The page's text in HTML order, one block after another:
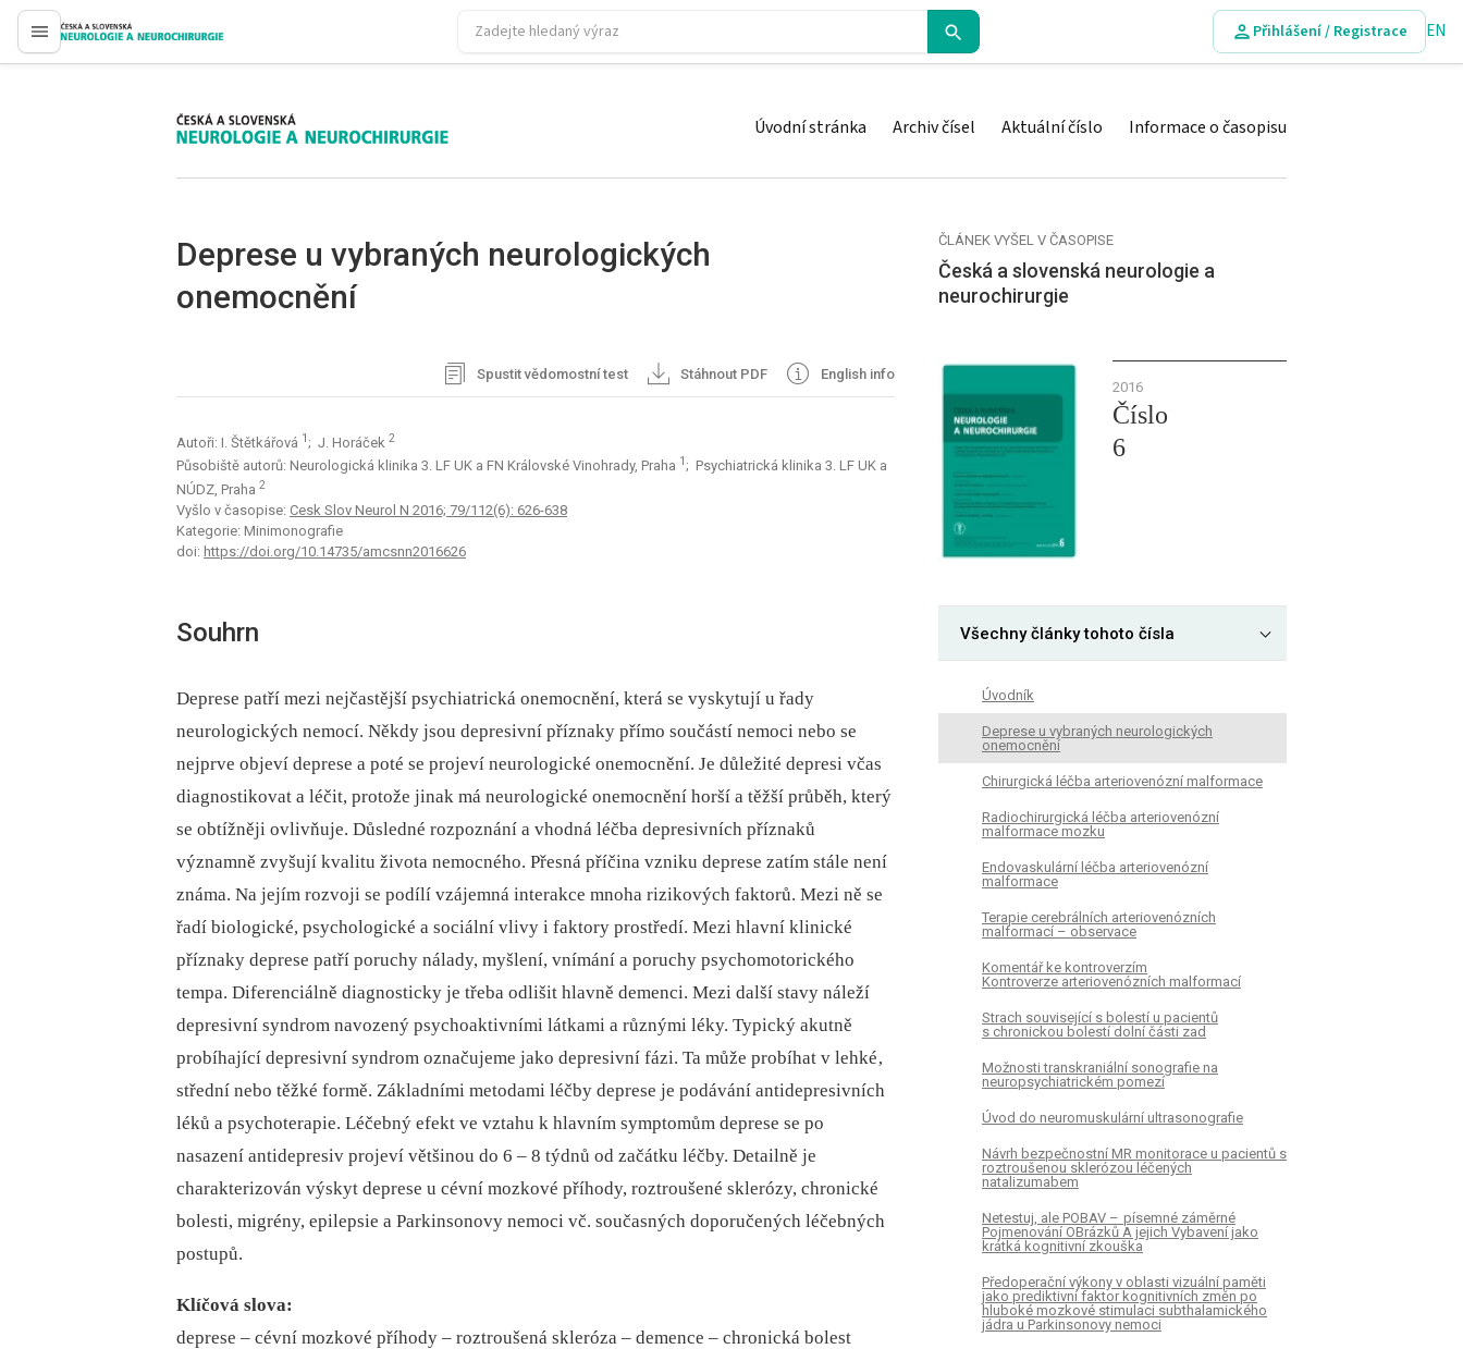
proLékaře.cz
Přihlášení / Registrace EN
proLékaře.cz Úvodní stránka Archiv čísel Aktuální číslo Informace o časopisu
Deprese u vybraných neurologických
onemocnění
Spustit vědomostní test Stáhnout PDF English info
Autoři: I. Štětkářová 1 ; J. Horáček 2
Působiště autorů: Neurologická klinika 3. LF UK a FN Královské Vinohrady, Praha 1 ; Psychiatrická klinika 3. LF UK a
NÚDZ, Praha 2
Vyšlo v časopise: Cesk Slov Neurol N 2016; 79/112(6): 626-638
Kategorie: Minimonografie
doi: https://doi.org/10.14735/amcsnn2016626
Souhrn
Deprese patří mezi nejčastější psychiatrická onemocnění, která se vyskytují u řady
neurologických nemocí. Někdy jsou depresivní příznaky přímo součástí nemoci nebo se
nejprve objeví deprese a poté se projeví neurologické onemocnění. Je důležité depresi včas
diagnostikovat a léčit, protože jinak má neurologické onemocnění horší a těžší průběh, který
se obtížněji ovlivňuje. Důsledné rozpoznání a vhodná léčba depresivních příznaků
významně zvyšují kvalitu života nemocného. Přesná příčina vzniku deprese zatím stále není
známa. Na jejím rozvoji se podílí vzájemná interakce mnoha rizikových faktorů. Mezi ně se
řadí biologické, psychologické a sociální vlivy i faktory prostředí. Mezi hlavní klinické
příznaky deprese patří poruchy nálady, myšlení, vnímání a poruchy psychomotorického
tempa. Diferenciálně diagnosticky je třeba odlišit hlavně demenci. Mezi další stavy náleží
depresivní syndrom navozený psychoaktivními látkami a různými léky. Typický akutně
probíhající depresivní syndrom označujeme jako depresivní fázi. Ta může probíhat v lehké‚
střední nebo těžké formě. Základními metodami léčby deprese je podávání antidepresivních
léků a psychoterapie. Léčebný efekt ve vztahu k hlavním symptomům deprese se po
nasazení antidepresiv projeví většinou do 6 –⁠ 8 týdnů od začátku léčby. Detailně je
charakterizován výskyt deprese u cévní mozkové příhody, roztroušené sklerózy, chronické
bolesti, migrény, epilepsie a Parkinsonovy nemoci vč. současných doporučených léčebných
postupů.
Klíčová slova:
deprese –⁠ cévní mozkové příhody –⁠ roztroušená skleróza –⁠ demence –⁠ chronická bolest
ČLÁNEK VYŠEL V ČASOPISE
Česká a slovenská neurologie a
neurochirurgie
2016
Číslo
6
Všechny články tohoto čísla
Úvodník
Deprese u vybraných neurologických
onemocnění
Chirurgická léčba arteriovenózní malformace
Radiochirurgická léčba arteriovenózní
malformace mozku
Endovaskulární léčba arteriovenózní
malformace
Terapie cerebrálních arteriovenózních
malformací – observace
Komentář ke kontroverzím
Kontroverze arteriovenózních malformací
Strach související s bolestí u pa­cientů
s chronickou bolestí dolní části zad
Možnosti transkraniální sonografie na
neuropsychiatrickém pomezí
Úvod do neuromuskulární ultrasonografie
Návrh bezpečnostní MR monitorace u pa­cientů s
roztroušenou sklerózou léčených
natalizumabem
Netestuj, ale POBAV – písemné záměrné
Pojmenování OBrázků A jejich Vybavení jako
krátká kognitivní zkouška
Předoperační výkony v oblasti vizuální paměti
jako prediktivní faktor kognitivních změn po
hluboké mozkové stimulaci subthalamického
jádra u Parkinsonovy nemoci